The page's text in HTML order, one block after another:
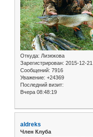
Откуда: Лизюкова
Зарегистрирован: 2015-12-21
Сообщений: 7916
Уважение: +24369
Последний визит:
Вчера 08:48:19
aldreks
Член Клуба